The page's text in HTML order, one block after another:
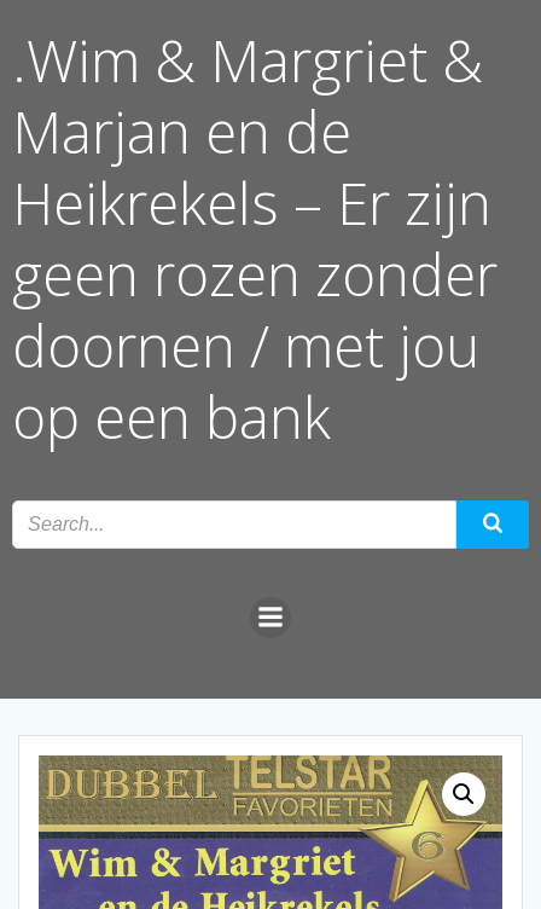
de
inhoud
.Wim & Margriet &
Marjan en de
Heikrekels – Er zijn
geen rozen zonder
doornen / met jou
op een bank